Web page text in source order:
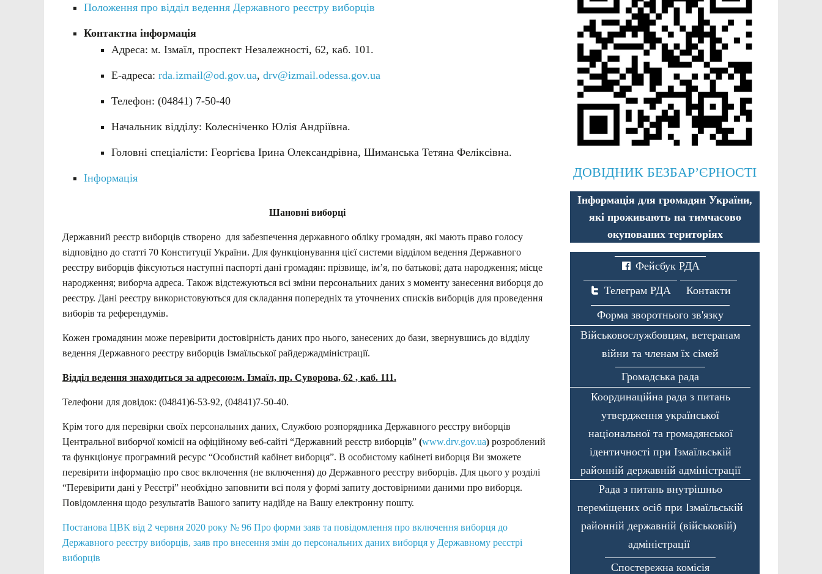
Положення про відділ ведення Державного реєстру виборців
Контактна інформація
Адреса: м. Ізмаїл, проспект Незалежності, 62, каб. 101.
Е-адреса: rda.izmail@od.gov.ua, drv@izmail.odessa.gov.ua
Телефон: (04841) 7-50-40
Начальник відділу: Колесніченко Юлія Андріївна.
Головні спеціалісти: Георгієва Ірина Олександрівна, Шиманська Тетяна Феліксівна.
Інформація
Шановні виборці
Державний реєстр виборців створено для забезпечення державного обліку громадян, які мають право голосу
відповідно до статті 70 Конституції України. Для функціонування цієї системи відділом ведення Державного
реєстру виборців фіксуються наступні паспорті дані громадян: прізвище, ім’я, по батькові; дата народження; місце
народження; виборча адреса. Також відстежуються всі зміни персональних даних з моменту занесення виборця до
реєстру. Дані реєстру використовуються для складання попередніх та уточнених списків виборців для проведення
виборів та референдумів.
Кожен громадянин може перевірити достовірність даних про нього, занесених до бази, звернувшись до відділу
ведення Державного реєстру виборців Ізмаїльської райдержадміністрації.
Відділ ведення знаходиться за адресою:м. Ізмаїл, пр. Суворова, 62 , каб. 111.
Телефони для довідок: (04841)6-53-92, (04841)7-50-40.
Крім того для перевірки своїх персональних даних, Службою розпорядника Державного реєстру виборців
Центральної виборчої комісії на офіційному веб-сайті “Державний реєстр виборців” (www.drv.gov.ua) розроблений
та функціонує програмний ресурс “Особистий кабінет виборця”. В особистому кабінеті виборця Ви зможете
перевірити інформацію про своє включення (не включення) до Державного реєстру виборців. Для цього у розділі
“Перевірити дані у Реєстрі” необхідно заповнити всі поля у формі запиту достовірними даними про виборця.
Повідомлення щодо результатів Вашого запиту надійде на Вашу електронну пошту.
Постанова ЦВК від 2 червня 2020 року № 96 Про форми заяв та повідомлення про включення виборця до
Державного реєстру виборців, заяв про внесення змін до персональних даних виборця у Державному реєстрі
виборців
ДОВІДНИК БЕЗБАР’ЄРНОСТІ
Інформація для громадян України,
які проживають на тимчасово
окупованих територіях
Фейсбук РДА
Телеграм РДА
Контакти
Форма зворотнього зв'язку
Військовослужбовцям, ветеранам
війни та членам їх сімей
Громадська рада
Координаційна рада з питань
утвердження української
національної та громадянської
ідентичності при Ізмаїльській
районній державній адміністрації
Рада з питань внутрішньо
переміщених осіб при Ізмаїльській
районній державній (військовій)
адміністрації
Спостережна комісія